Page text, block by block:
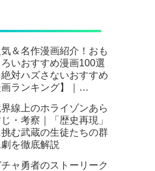
気＆名作漫画紹介！おも
ろいおすすめ漫画100選
絶対ハズさないおすすめ
ランキング】｜
線上のホライゾンあら
・考察｜「歴史再現」
挑む武蔵の生徒たちの群
を徹底解説
チャ勇者のストーリーク